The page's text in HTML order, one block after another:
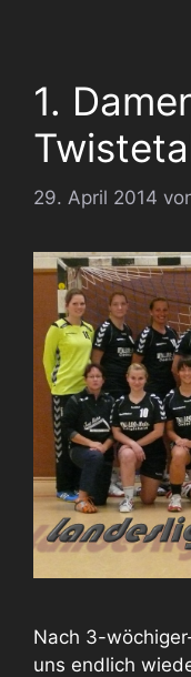
1.
29. April 2014
Nach 3-
uns endlich